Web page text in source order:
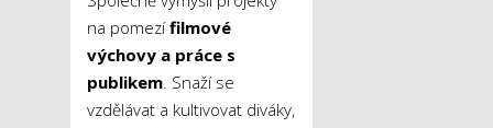
na pomezífilmové
výchovy a práce s
publikem . Snaží se
vzdělávat a kultivovat diváky,